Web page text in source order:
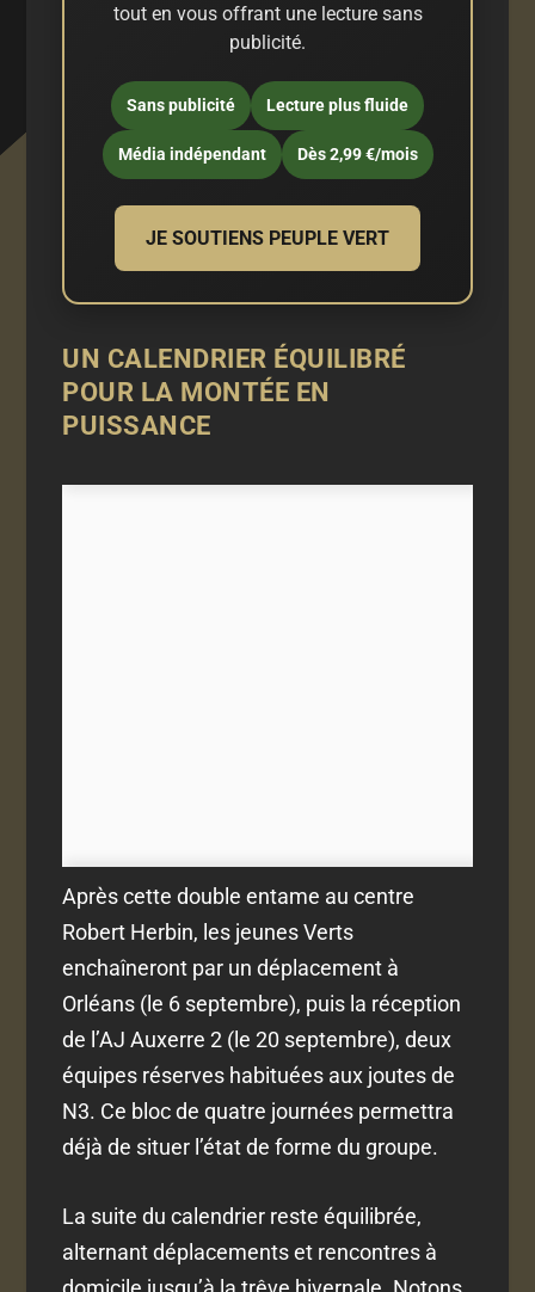
tout en vous offrant une lecture sans
publicité.
Sans publicité Lecture plus fluide
Média indépendant Dès 2,99 €/mois
JE SOUTIENS PEUPLE VERT
UN CALENDRIER ÉQUILIBRÉ
POUR LA MONTÉE EN
PUISSANCE
Après cette double entame au centre
Robert Herbin, les jeunes Verts
enchaîneront par un déplacement à
Orléans (le 6 septembre), puis la réception
de l’AJ Auxerre 2 (le 20 septembre), deux
équipes réserves habituées aux joutes de
N3. Ce bloc de quatre journées permettra
déjà de situer l’état de forme du groupe.
La suite du calendrier reste équilibrée,
alternant déplacements et rencontres à